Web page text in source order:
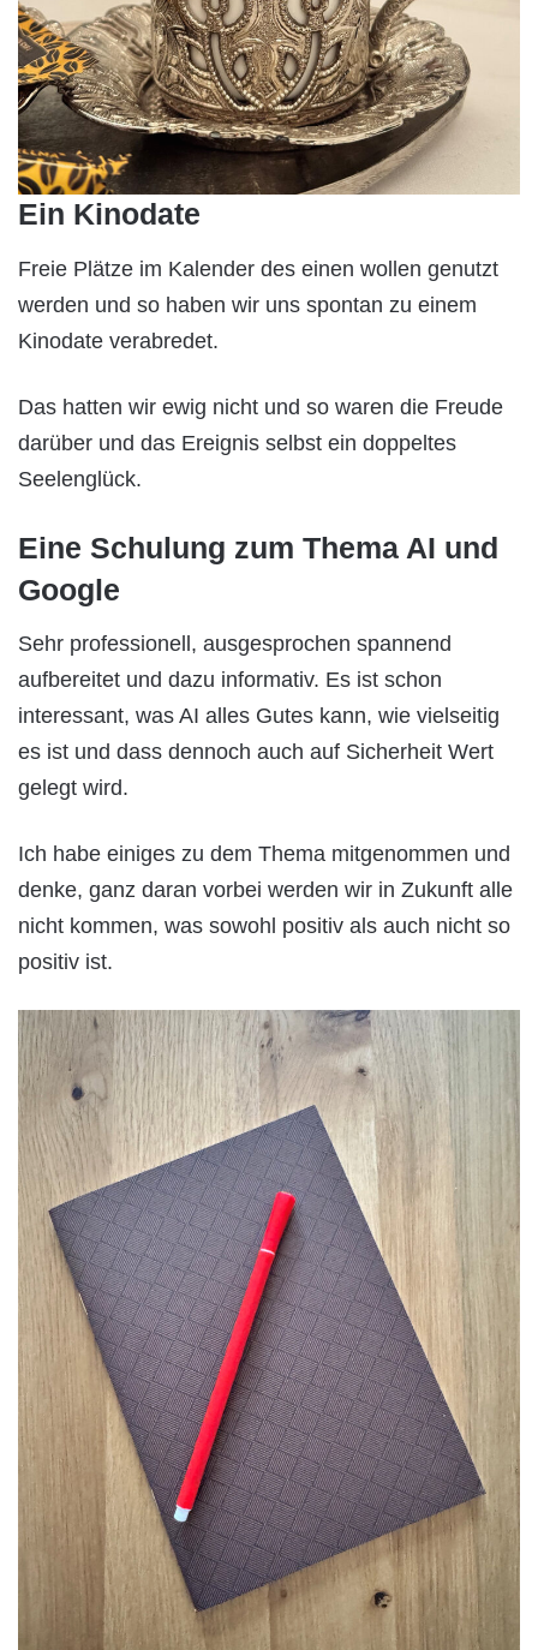
Ein Kinodate
Freie Plätze im Kalender des einen wollen genutzt
werden und so haben wir uns spontan zu einem
Kinodate verabredet.
Das hatten wir ewig nicht und so waren die Freude
darüber und das Ereignis selbst ein doppeltes
Seelenglück.
Eine Schulung zum Thema AI und
Google
Sehr professionell, ausgesprochen spannend
aufbereitet und dazu informativ. Es ist schon
interessant, was AI alles Gutes kann, wie vielseitig
es ist und dass dennoch auch auf Sicherheit Wert
gelegt wird.
Ich habe einiges zu dem Thema mitgenommen und
denke, ganz daran vorbei werden wir in Zukunft alle
nicht kommen, was sowohl positiv als auch nicht so
positiv ist.